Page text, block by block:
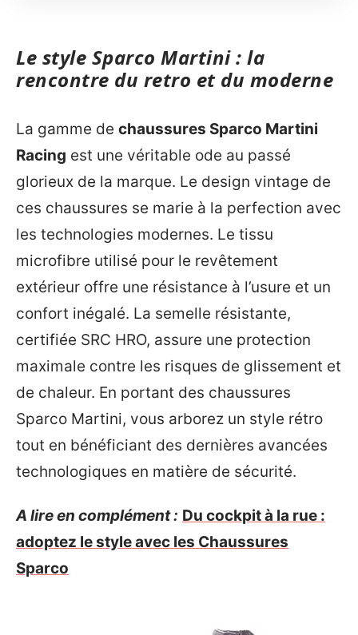
Le style Sparco Martini : la
rencontre du retro et du moderne
La gamme de chaussures Sparco Martini
Racing est une véritable ode au passé
glorieux de la marque. Le design vintage de
ces chaussures se marie à la perfection avec
les technologies modernes. Le tissu
microfibre utilisé pour le revêtement
extérieur offre une résistance à l’usure et un
confort inégalé. La semelle résistante,
certifiée SRC HRO, assure une protection
maximale contre les risques de glissement et
de chaleur. En portant des chaussures
Sparco Martini, vous arborez un style rétro
tout en bénéficiant des dernières avancées
technologiques en matière de sécurité.
A lire en complément : Du cockpit à la rue :
adoptez le style avec les Chaussures
Sparco